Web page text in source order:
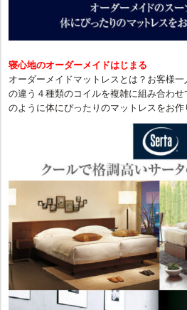
寝心地のオーダーメイドはじまる
オーダーメイドマットレスとは？お客様
の違う４種類のコイルを複雑に組み合わ
のように体にぴったりのマットレスをお作